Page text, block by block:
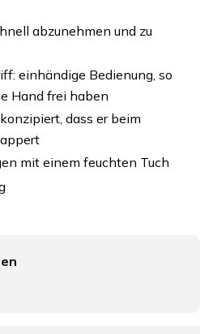
abzunehmen und zu
einhändige Bedienung, so
Hand frei haben
dass er beim
mit einem feuchten Tuch